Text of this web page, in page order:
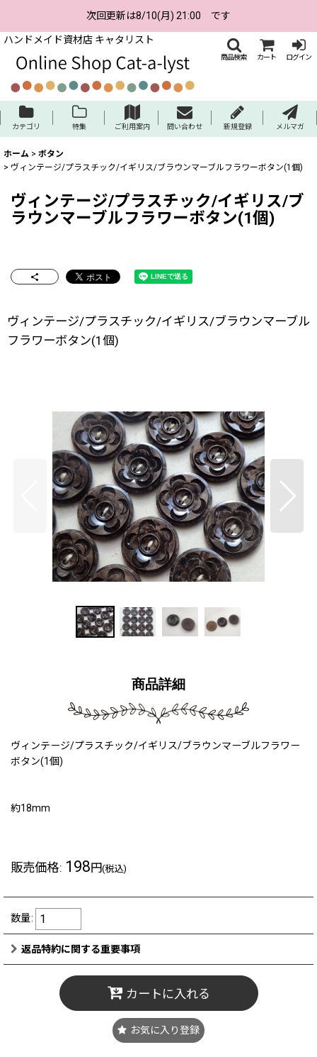
次回更新は8/10(月) 21:00 です
ハンドメイド資材店 キャタリスト
商品検索 カート ログイン
カテゴリ 特集 ご利用案内 問い合わせ 新規登録 メルマガ
ホーム > ボタン
> ヴィンテージ/プラスチック/イギリス/ブラウンマーブルフラワーボタン(1個)
ヴィンテージ/プラスチック/イギリス/ブ
ラウンマーブルフラワーボタン(1個)
ヴィンテージ/プラスチック/イギリス/ブラウンマーブル
フラワーボタン(1個)
商品詳細
ヴィンテージ/プラスチック/イギリス/ブラウンマーブルフラワー
ボタン(1個)
約18mm
販売価格: 198円(税込)
数量:
返品特約に関する重要事項
カートに入れる
お気に入り登録